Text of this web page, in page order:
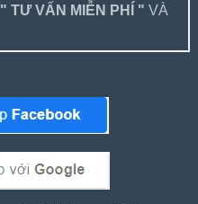
" TƯ VẤN MIỄN PHÍ " VÀ